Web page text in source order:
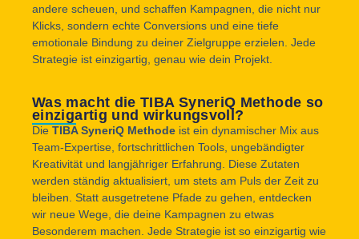
andere scheuen, und schaffen Kampagnen, die nicht nur
Klicks, sondern echte Conversions und eine tiefe
emotionale Bindung zu deiner Zielgruppe erzielen. Jede
Strategie ist einzigartig, genau wie dein Projekt.
Was macht die TIBA SyneriQ Methode so
einzigartig und wirkungsvoll?
Die TIBA SyneriQ Methode ist ein dynamischer Mix aus
Team-Expertise, fortschrittlichen Tools, ungebändigter
Kreativität und langjähriger Erfahrung. Diese Zutaten
werden ständig aktualisiert, um stets am Puls der Zeit zu
bleiben. Statt ausgetretene Pfade zu gehen, entdecken
wir neue Wege, die deine Kampagnen zu etwas
Besonderem machen. Jede Strategie ist so einzigartig wie